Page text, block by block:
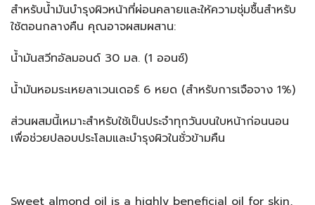
สำหรับน้ำมันบำรุงผิวหน้าที่ผ่อนคลายและให้ความชุ่มชื้นสำหรับ
ใช้ตอนกลางคืน คุณอาจผสมผสาน:
น้ำมันสวีทอัลมอนด์ 30 มล. (1 ออนซ์)
น้ำมันหอมระเหยลาเวนเดอร์ 6 หยด (สำหรับการเจือจาง 1%)
ส่วนผสมนี้เหมาะสำหรับใช้เป็นประจำทุกวันบนใบหน้าก่อนนอน
เพื่อช่วยปลอบประโลมและบำรุงผิวในชั่วข้ามคืน
Sweet almond oil is a highly beneficial oil for skin,